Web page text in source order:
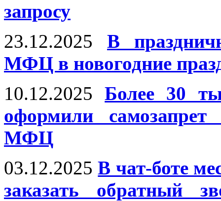
запросу
23.12.2025
В
МФЦ в новогодние
10.12.2025
Более 30
оформили
МФЦ
03.12.2025 В чат-боте
заказать обратный